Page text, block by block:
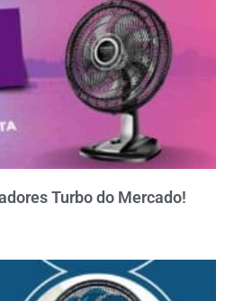
Turbo do Mercado!